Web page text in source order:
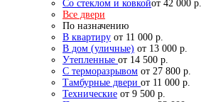
Со стеклом и ковкойот 42 000 р.
Все двери
По назначению
В квартиру от 11 000 р.
В дом (уличные) от 13 000 р.
Утепленные от 14 500 р.
С терморазрывом от 27 800 р.
Тамбурные двери от 11 000 р.
Технические от 9 500 р.